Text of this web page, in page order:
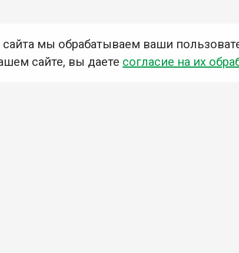
мы обрабатываем ваши
сайте, вы даете согласие на их